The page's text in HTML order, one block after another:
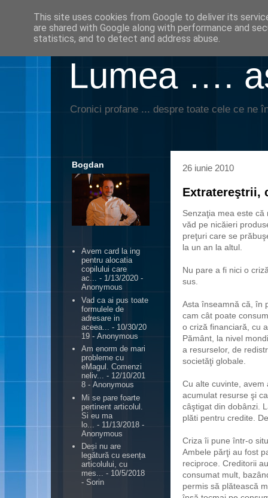
Lumea ….
Cronici profane ... despre toate cele ce ne
26 iunie 2010
Extratereştrii,
Senzaţia mea este
văd pe nicăieri
preţuri care se
la un an la altul.
Nu pare a fi nici o
sus.
Asta înseamnă că, în
cam cât poate
o criză financiară, cu
Pământ, la nivel
a resurselor, de
societăţi globale.
Cu alte cuvinte,
acumulat resurse şi
câştigat din dobânzi.
plăti pentru credite.
Criza îi pune într-o
Ambele părţi au fost
reciproce. Creditorii
consumat mult,
permis să plătească
Bogdan
Avem card la ing
pentru alocatia
copilului care
ac... - 1/13/2020 -
Anonymous
Vad ca ai pus toate
formulele de
adresare in
aceea...
- 10/30/20
19 - Anonymous
Am enorm de mari
probleme cu
eMagul. Comenzi
neliv... - 12/10/201
8 - Anonymous
Mi se pare foarte
pertinent articolul.
Si eu ma
lo...
- 11/13/2018 -
Anonymous
Deși nu are
legătură cu esența
articolului, cu
mes... - 10/5/2018
- Sorin
This site uses cookies from Google to deliver its
are shared with Google along with performance and
statistics, and to detect and address abuse.